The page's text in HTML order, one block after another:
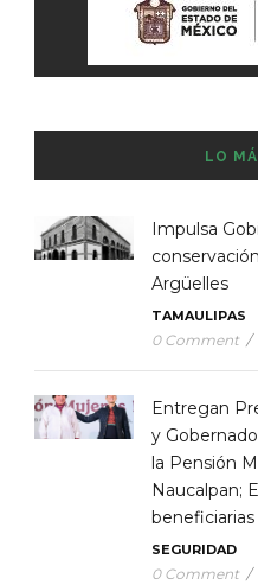
LO
Impulsa
Argüelles
TAMAULIPAS
0 Comment /
Entregan
y
la Pensión
Naucalpan;
beneficiarias
SEGURIDAD
0 Comment /